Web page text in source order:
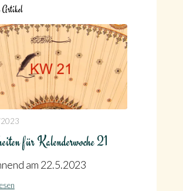
Artikel
für Kalenderwoche 21
am 22.5.2023